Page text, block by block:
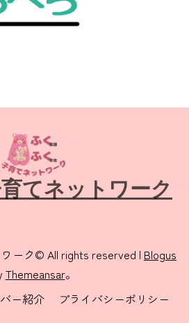
てネットワーク
ーク© All rights reserved | Blogus
Themeansar。
ー紹介 プライバシーポリシー